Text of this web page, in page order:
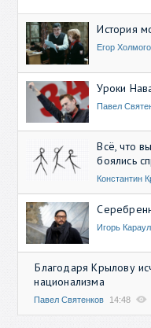
История
Егор
Уроки
Павел
Всё, что
боялись
Константин
Игорь
Благодаря Крылову
национализма
Павел Святенков 14:48